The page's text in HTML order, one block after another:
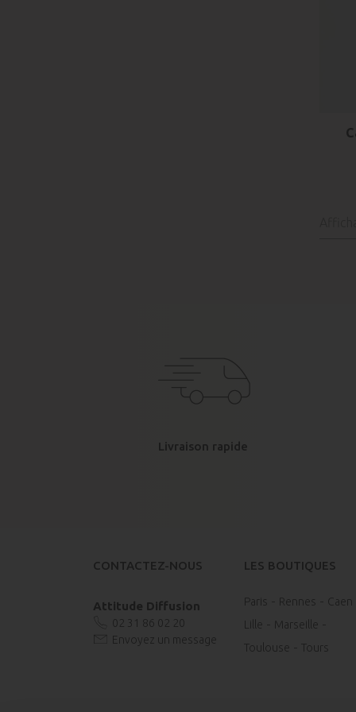
Livraison rapide
CONTACTEZ-NOUS
Attitude Diffusion
02 31 86 02 20
Envoyez un message
LES BOUTIQUES
Paris Rennes
Caen
Lille
Marseille
Toulouse
Tours